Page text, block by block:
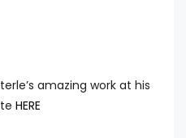
amazing work at his
HERE